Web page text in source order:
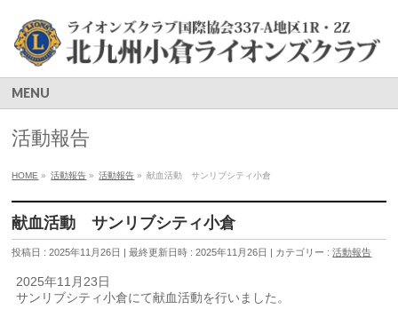
MENU
活動報告
HOME » 活動報告 » 活動報告 » 献血活動 サンリブシティ小倉
献血活動 サンリブシティ小倉
投稿日 : 2025年11月26日 最終更新日時 : 2025年11月26日 カテゴリー :活動報告
2025年11月23日
サンリブシティ小倉にて献血活動を行いました。